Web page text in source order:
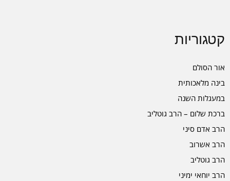
קטגוריות
אור הסולם
בינה מלאכותית
במעגלות השנה
ברכת שלום – הרב גוטליב
הרב אדם סיני
הרב אשרוב
הרב גוטליב
הרב יוחאי ימיני